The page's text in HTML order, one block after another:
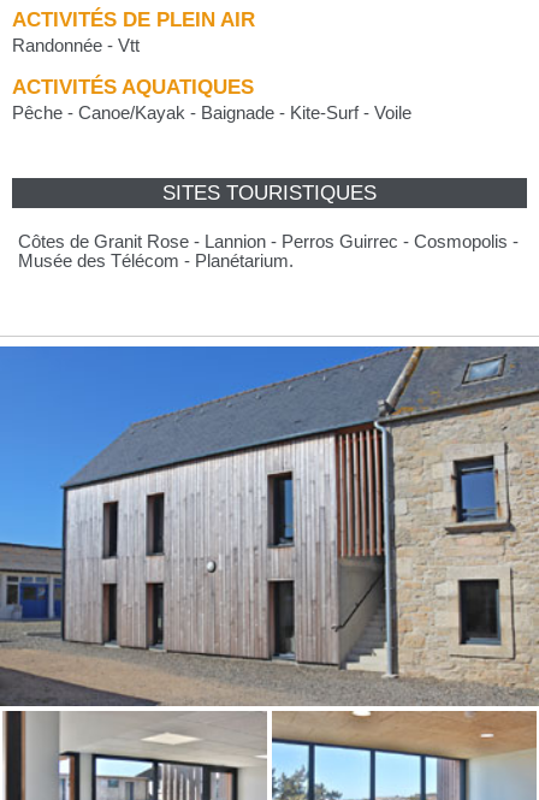
ACTIVITÉS DE PLEIN AIR
Randonnée - Vtt
ACTIVITÉS AQUATIQUES
Pêche - Canoe/Kayak - Baignade - Kite-Surf - Voile
SITES TOURISTIQUES
Côtes de Granit Rose - Lannion - Perros Guirrec - Cosmopolis -
Musée des Télécom - Planétarium.